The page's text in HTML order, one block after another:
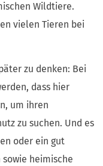
Wildtiere.
vielen Tieren bei
zu denken: Bei
dass hier
um ihren
zu suchen. Und es
oder ein gut
heimische